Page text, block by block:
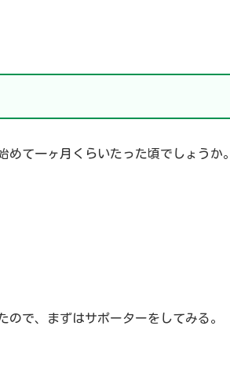
て一ヶ月くらいたった頃でしょうか。
で、まずはサポーターをしてみる。